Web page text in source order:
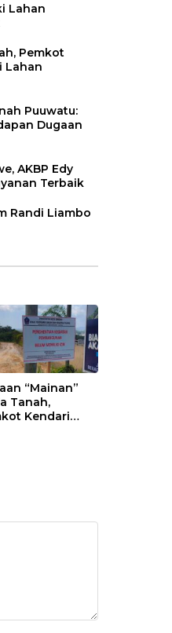
Lahan
Pemkot
Lahan
Puuwatu:
Dugaan
AKBP Edy
Terbaik
Randi Liambo
“Mainan”
Tanah,
Kendari